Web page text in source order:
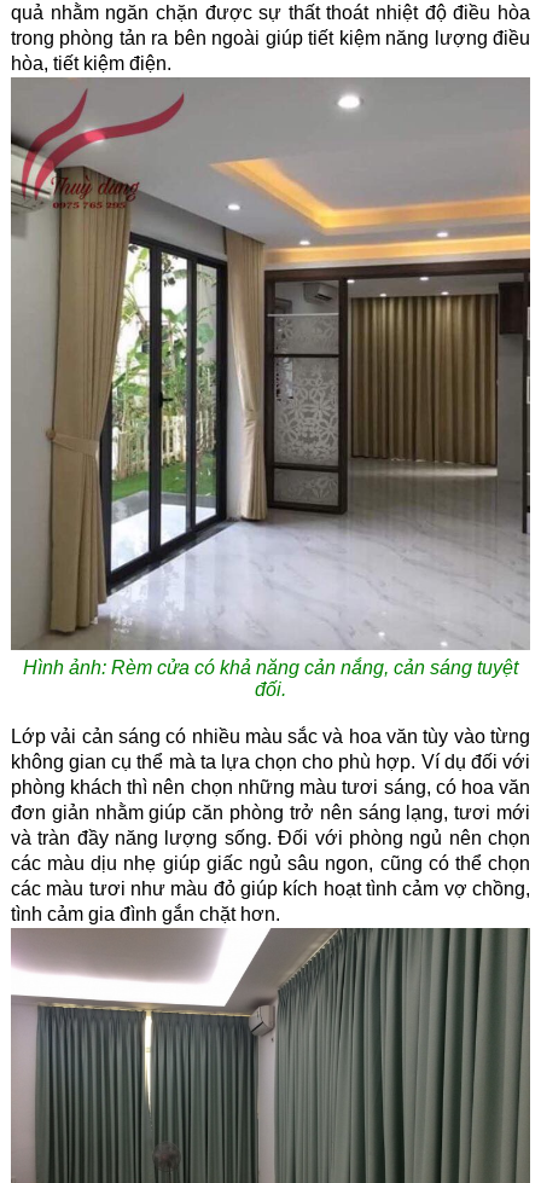
quả nhằm ngăn chặn được sự thất thoát nhiệt độ điều hòa
trong phòng tản ra bên ngoài giúp tiết kiệm năng lượng điều
hòa, tiết kiệm điện.
Hình ảnh: Rèm cửa có khả năng cản nắng, cản sáng tuyệt
đối.
Lớp vải cản sáng có nhiều màu sắc và hoa văn tùy vào từng
không gian cụ thể mà ta lựa chọn cho phù hợp. Ví dụ đối với
phòng khách thì nên chọn những màu tươi sáng, có hoa văn
đơn giản nhằm giúp căn phòng trở nên sáng lạng, tươi mới
và tràn đầy năng lượng sống. Đối với phòng ngủ nên chọn
các màu dịu nhẹ giúp giấc ngủ sâu ngon, cũng có thể chọn
các màu tươi như màu đỏ giúp kích hoạt tình cảm vợ chồng,
tình cảm gia đình gắn chặt hơn.